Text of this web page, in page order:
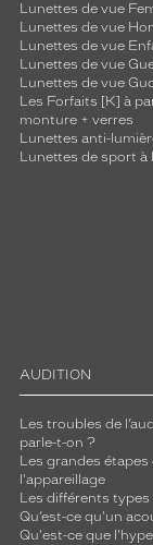
Lunettes de vue
Lunettes de vue
Lunettes de vue
Lunettes de vue
Lunettes de vue
Les Forfaits [K] à
monture + verres
Lunettes anti-
Lunettes de sport à
AUDITION
Les troubles de
parle-t-on ?
Les grandes étapes
l'appareillage
Les différents types
Qu’est-ce qu'un
Qu'est-ce que